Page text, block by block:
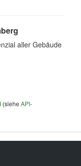
aller Gebäude
(sieheAPI-